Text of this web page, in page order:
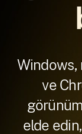
Windows,
ve
elde